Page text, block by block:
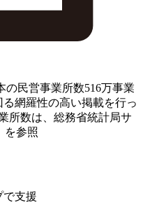
民営事業所数516万事業
る網羅性の高い掲載を行っ
所数は、総務省統計局サ
を参照
で支援